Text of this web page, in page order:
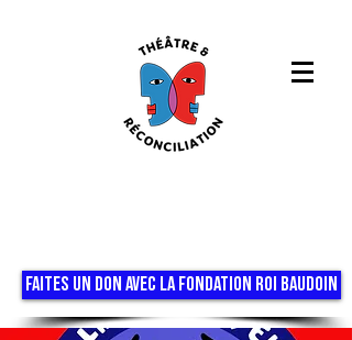
FAITES UN DON AVEC LA FONDATION ROI BAUDOIN